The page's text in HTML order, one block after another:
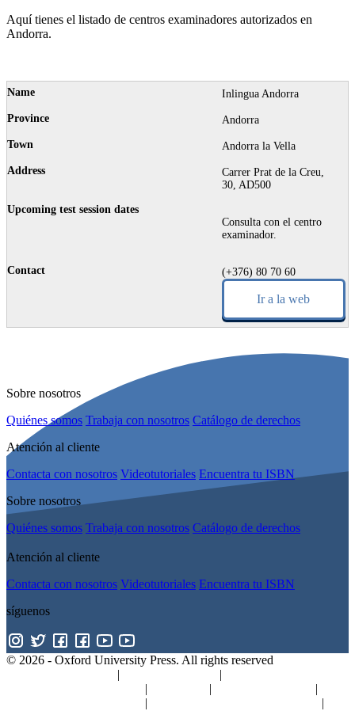
Aquí tienes el listado de centros examinadores autorizados en
Andorra.
Inlingua Andorra
Andorra
Andorra la Vella
Carrer Prat de la Creu,
30, AD500
Consulta con el centro
examinador.
(+376) 80 70 60
Ir a la web
Sobre nosotros
Quiénes somos Trabaja con nosotros Catálogo de derechos
Atención al cliente
Contacta con nosotros Videotutoriales Encuentra tu ISBN
Sobre nosotros
Quiénes somos Trabaja con nosotros Catálogo de derechos
Atención al cliente
Contacta con nosotros Videotutoriales Encuentra tu ISBN
síguenos
© 2026 - Oxford University Press. All rights reserved
| |
| |
|
|
|